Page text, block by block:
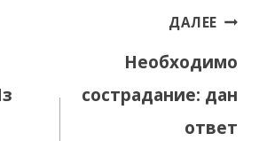
ДАЛЕЕ
Необходимо
сострадание: дан
ответ